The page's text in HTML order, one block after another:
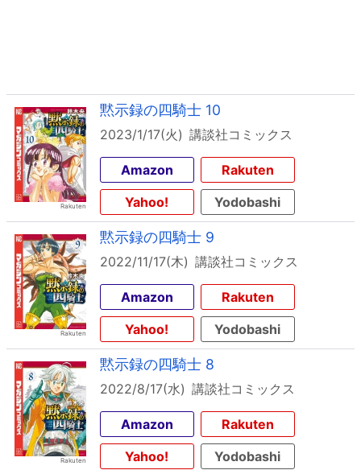
黙示録の四騎士 10
2023/1/17(火) 講談社コミックス
Amazon
Rakuten
Yahoo!
Yodobashi
黙示録の四騎士 9
2022/11/17(木) 講談社コミックス
Amazon
Rakuten
Yahoo!
Yodobashi
黙示録の四騎士 8
2022/8/17(水) 講談社コミックス
Amazon
Rakuten
Yahoo!
Yodobashi